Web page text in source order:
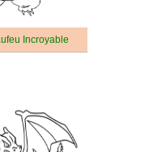
Incroyable